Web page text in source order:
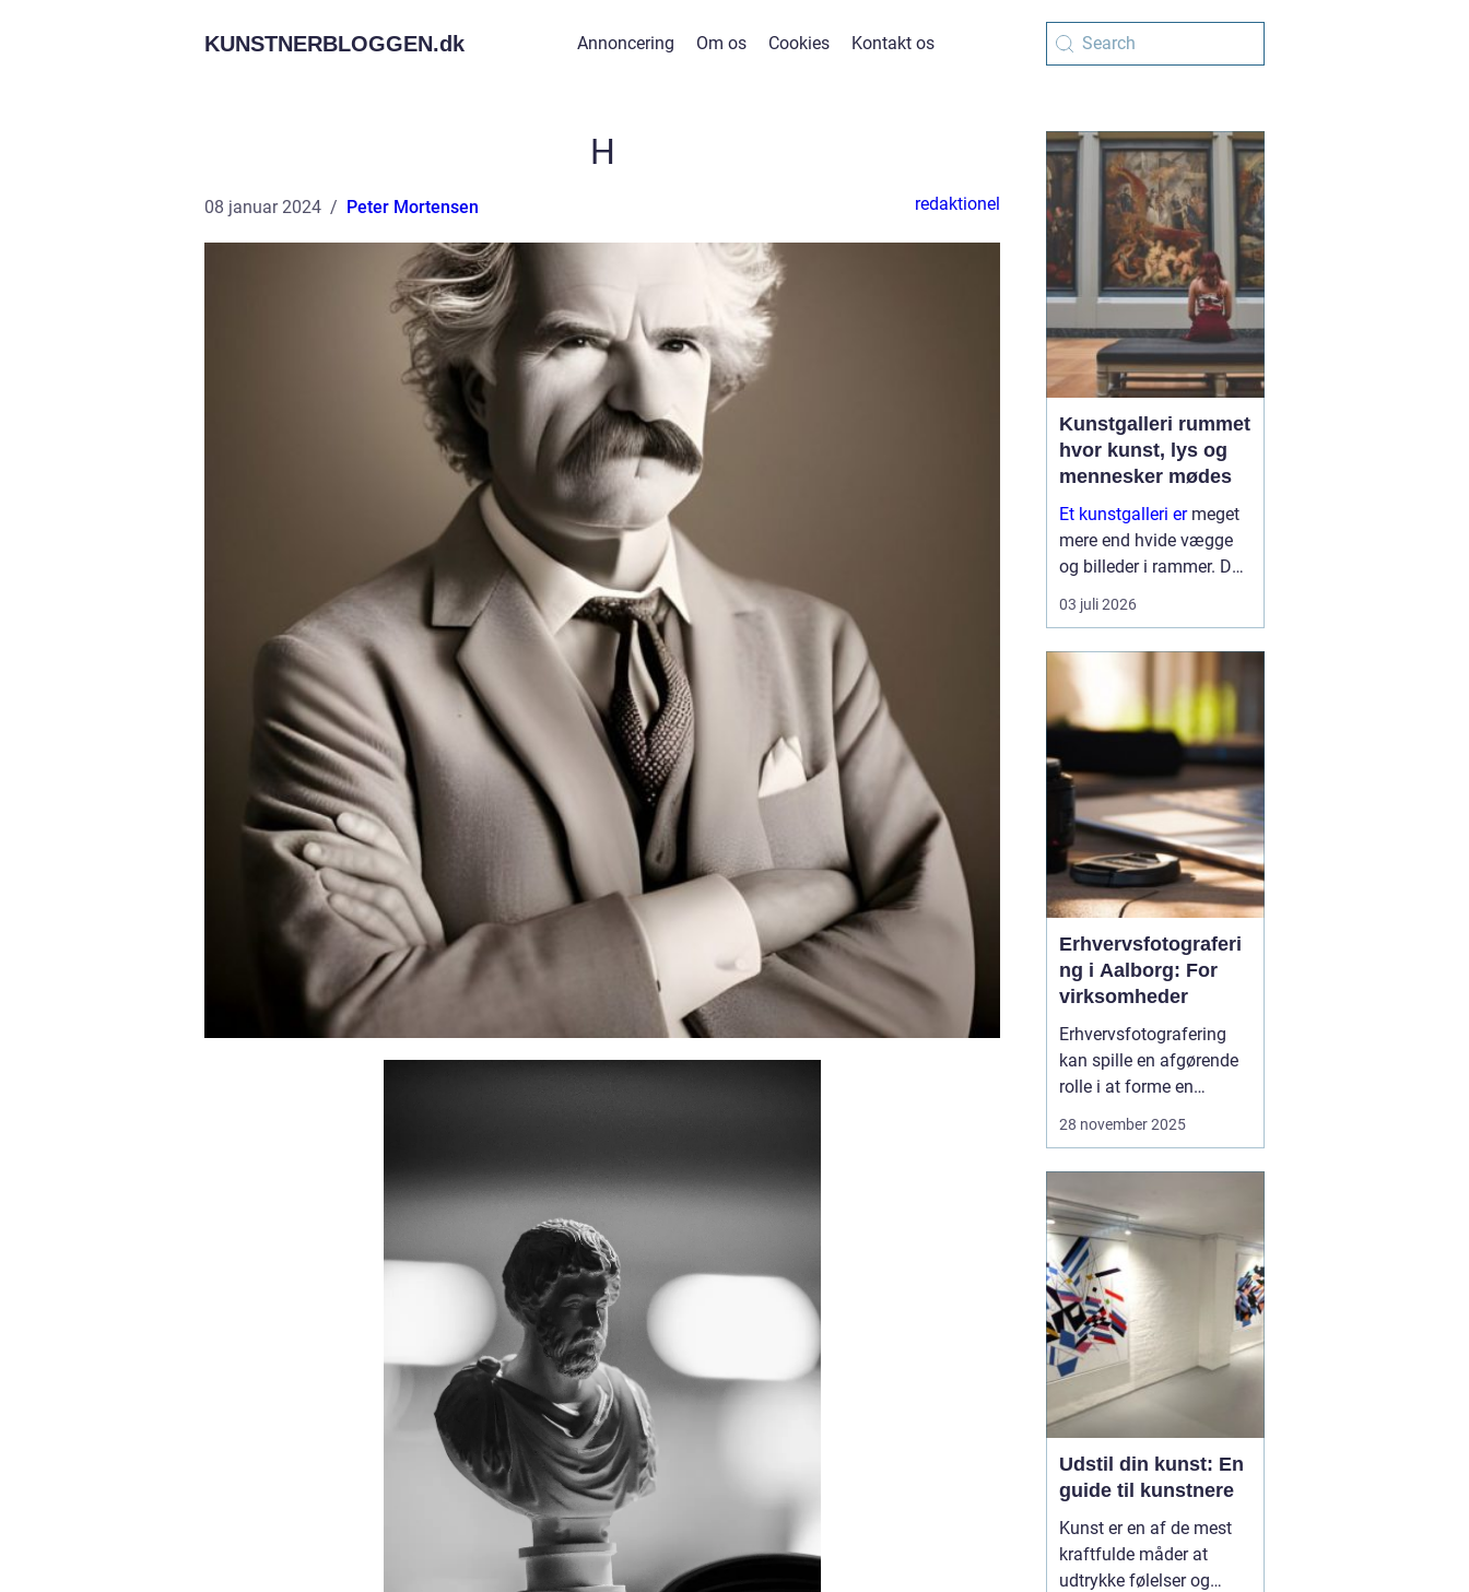
KUNSTNERBLOGGEN.dk Annoncering Om os Cookies Kontakt os
H
08 januar 2024 Peter Mortensen redaktionel
Kunstgalleri rummet
hvor kunst, lys og
mennesker mødes
Et kunstgalleri ermeget
mere end hvide vægge
og billeder i rammer. Det
er et mødested mellem
kunstner og publikum,
tendenser, møde stærke
kunstneriske stemmer
03 juli 2026
Erhvervsfotograferi
ng i Aalborg: For
virksomheder
Erhvervsfotografering
kan spille en afgørende
rolle i at forme en
virksomheds visuelle
omdømme. I Aalborg er
der rig mulighed for at
finde dygtige fotografer,
der specialiserer sig i
netop dette omr...
28 november 2025
Udstil din kunst: En
guide til kunstnere
Kunst er en af de mest
kraftfulde måder at
udtrykke følelser og